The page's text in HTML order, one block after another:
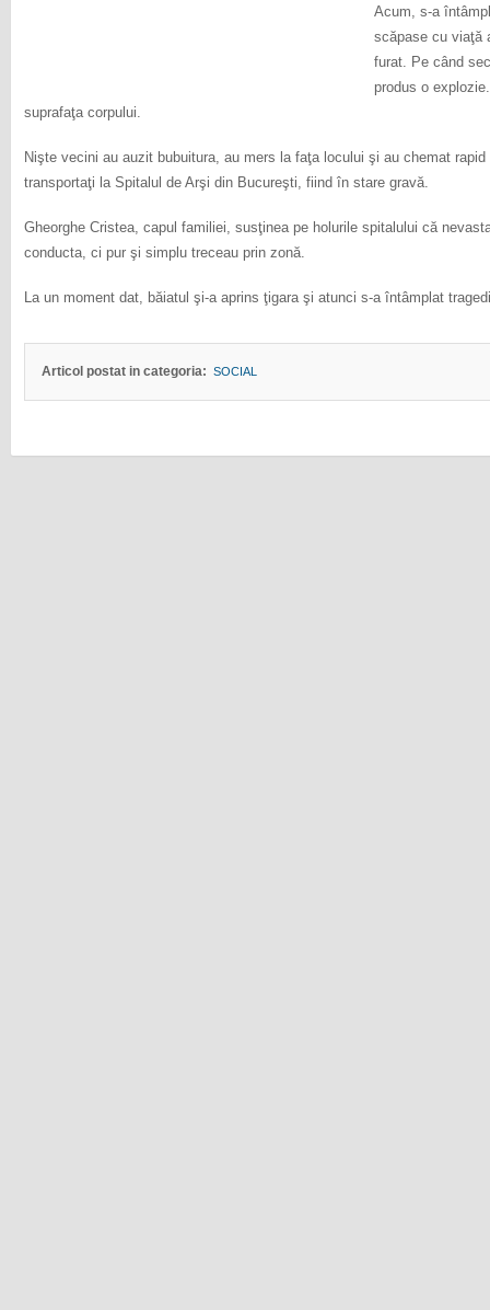
Acum, s-a
scăpase cu viaţă
furat. Pe când
produs o
suprafaţa corpului.
Nişte vecini au auzit bubuitura, au mers la faţa locului şi au chemat
transportaţi la Spitalul de Arşi din Bucureşti, fiind în stare gravă.
Gheorghe Cristea, capul familiei, susţinea pe holurile spitalului că
conducta, ci pur şi simplu treceau prin zonă.
La un moment dat, băiatul şi-a aprins ţigara şi atunci s-a întâmplat
Articol postat in categoria: SOCIAL